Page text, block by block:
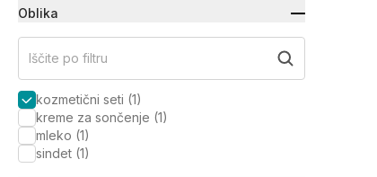
Oblika
Iščite po filtru
kozmetični seti (1)
kreme za sončenje (1)
mleko (1)
sindet (1)